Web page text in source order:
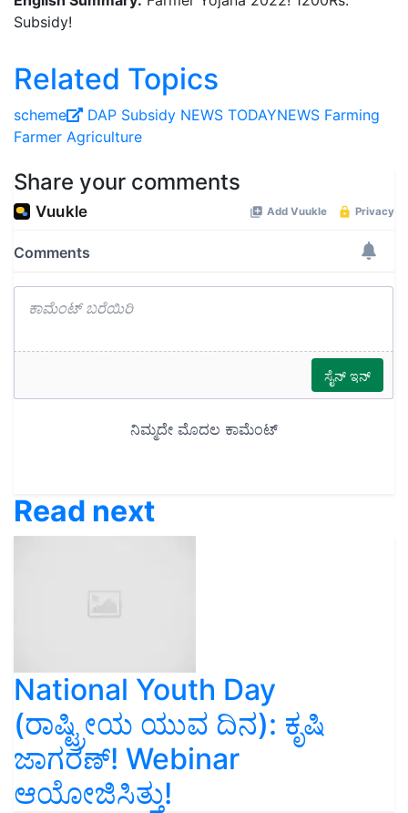
Subsidy!
Related Topics
scheme DAP Subsidy NEWS TODAYNEWS Farming
Farmer Agriculture
Share your comments
Read next
National Youth Day
(ರಾಷ್ಟ್ರೀಯ ಯುವ ದಿನ): ಕೃಷಿ
ಜಾಗರಣ್! Webinar
ಆಯೋಜಿಸಿತ್ತು!